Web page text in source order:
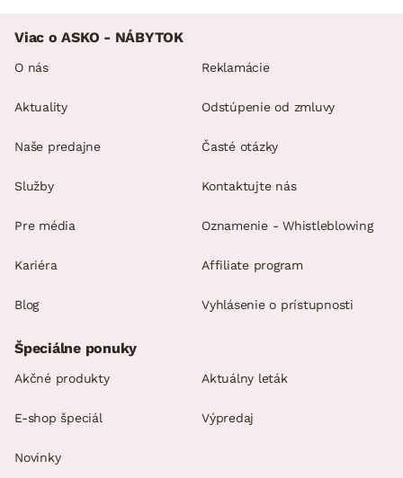
Viac o ASKO - NÁBYTOK
O nás
Aktuality
Naše predajne
Služby
Pre média
Kariéra
Blog
Reklamácie
Odstúpenie od zmluvy
Časté otázky
Kontaktujte nás
Oznamenie - Whistleblowing
Affiliate program
Vyhlásenie o prístupnosti
Špeciálne ponuky
Akčné produkty Aktuálny leták
E-shop špeciál Výpredaj
Novinky